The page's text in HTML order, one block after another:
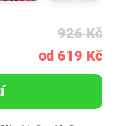
926 Kč
od 619 Kč